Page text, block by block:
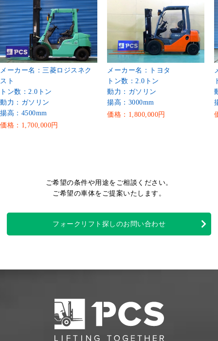
メーカー名：三菱ロジスネク
スト
トン数：2.0トン
動力：ガソリン
揚高：4500mm
価格：1,700,000円
メーカー名：トヨタ
トン数：2.0トン
動力：ガソリン
揚高：3000mm
価格：1,800,000円
ご希望の条件や用途をご相談ください。
ご希望の車体をご提案いたします。
フォークリフト探しのお問い合わせ